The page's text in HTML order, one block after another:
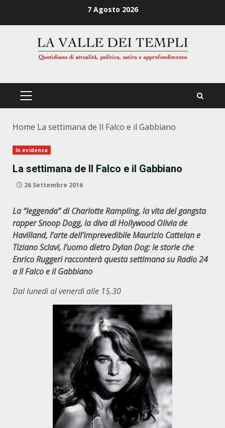
7 Agosto 2026
PRIMÄRES
Home La settimana de Il Falco e il Gabbiano
In evidenza
La settimana de Il Falco e il Gabbiano
26 Settembre 2016
La “leggenda” di Charlotte Rampling, la vita del gangsta
rapper Snoop Dogg, la diva di Hollywood Olivia de
Havilland, l’arte dell’imprevedibile Maurizio Cattelan e
Tiziano Sclavi, l’uomo dietro Dylan Dog:le storie che
Enrico Ruggeri racconterà questa settimana su Radio 24
a Il Falco e il Gabbiano
Dal lunedì al venerdì alle 15.30